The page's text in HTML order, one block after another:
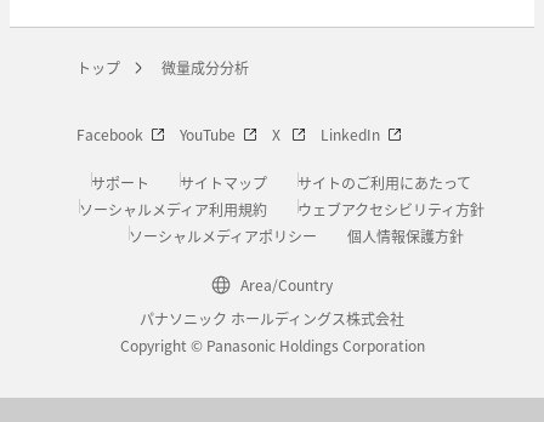
トップ 微量成分分析
Facebook YouTube X LinkedIn
サポート サイトマップ
サイトのご利用にあたって
ソーシャルメディア利用規約
ウェブアクセシビリティ方針
ソーシャルメディアポリシー
個人情報保護方針
Area/Country
パナソニック ホールディングス株式会社
Copyright © Panasonic Holdings Corporation